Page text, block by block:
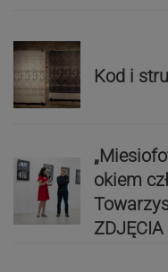
Kod i
okiem
ZDJĘCIA